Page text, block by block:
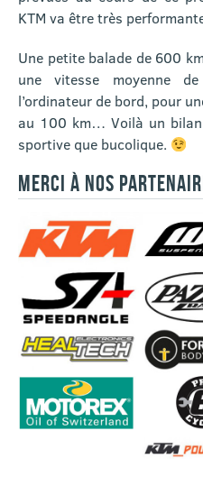
KTM va être très
Une petite balade de 600
une vitesse moyenne
l’ordinateur de bord, pour
au 100 km… Voilà un
sportive que bucolique.
MERCI À NOS